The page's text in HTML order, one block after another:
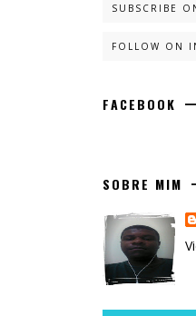
SUBSCRIBE
FOLLOW ON
FACEBOOK
SOBRE MIM